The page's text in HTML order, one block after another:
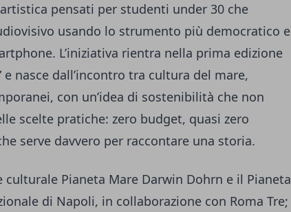
pensati per studenti under 30 che
usando lo strumento più democratico e
L’iniziativa rientra nella prima edizione
e nasce dall’incontro tra cultura del mare,
con un’idea di sostenibilità che non
scelte pratiche: zero budget, quasi zero
serve davvero per raccontare una storia.
culturale Pianeta Mare Darwin Dohrn e il Pianeta
di Napoli, in collaborazione con Roma Tre;